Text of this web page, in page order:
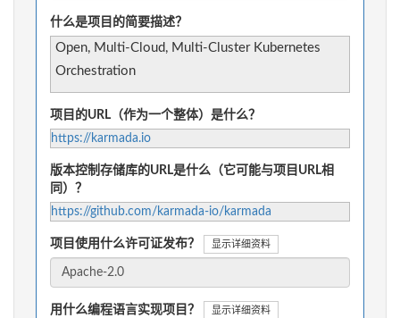
什么是项目的简要描述？
Open, Multi-Cloud, Multi-Cluster Kubernetes
Orchestration
项目的URL（作为一个整体）是什么？
https://karmada.io
版本控制存储库的URL是什么（它可能与项目URL相
同）？
https://github.com/karmada-io/karmada
项目使用什么许可证发布？ 显示详细资料
用什么编程语言实现项目？ 显示详细资料